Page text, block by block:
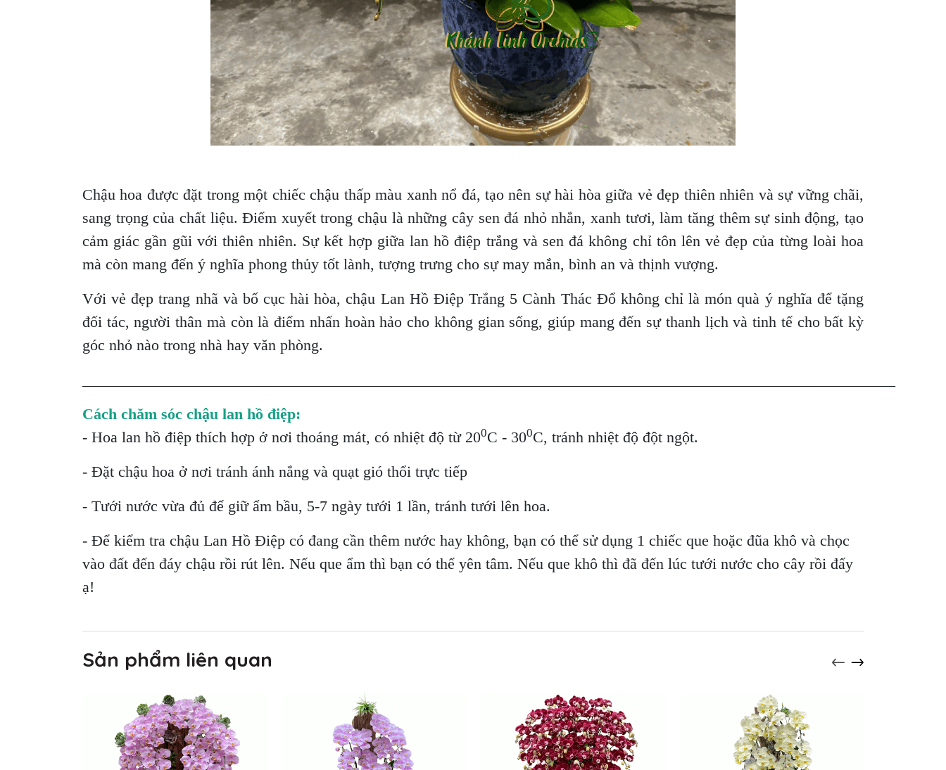
Chậu hoa được đặt trong một chiếc chậu thấp màu xanh nổ đá, tạo nên sự hài hòa giữa vẻ đẹp thiên nhiên và sự vững chãi,
sang trọng của chất liệu. Điểm xuyết trong chậu là những cây sen đá nhỏ nhắn, xanh tươi, làm tăng thêm sự sinh động, tạo
cảm giác gần gũi với thiên nhiên. Sự kết hợp giữa lan hồ điệp trắng và sen đá không chỉ tôn lên vẻ đẹp của từng loài hoa
mà còn mang đến ý nghĩa phong thủy tốt lành, tượng trưng cho sự may mắn, bình an và thịnh vượng.
Với vẻ đẹp trang nhã và bố cục hài hòa, chậu Lan Hồ Điệp Trắng 5 Cành Thác Đổ không chỉ là món quà ý nghĩa để tặng
đối tác, người thân mà còn là điểm nhấn hoàn hảo cho không gian sống, giúp mang đến sự thanh lịch và tinh tế cho bất kỳ
góc nhỏ nào trong nhà hay văn phòng.
Cách chăm sóc chậu lan hồ điệp:
- Hoa lan hồ điệp thích hợp ở nơi thoáng mát, có nhiệt độ từ 200C - 300C, tránh nhiệt độ đột ngột.
- Đặt chậu hoa ở nơi tránh ánh nắng và quạt gió thổi trực tiếp
- Tưới nước vừa đủ để giữ ẩm bầu, 5-7 ngày tưới 1 lần, tránh tưới lên hoa.
- Để kiểm tra chậu Lan Hồ Điệp có đang cần thêm nước hay không, bạn có thể sử dụng 1 chiếc que hoặc đũa khô và chọc
vào đất đến đáy chậu rồi rút lên. Nếu que ẩm thì bạn có thể yên tâm. Nếu que khô thì đã đến lúc tưới nước cho cây rồi đấy
ạ!
Sản phẩm liên quan